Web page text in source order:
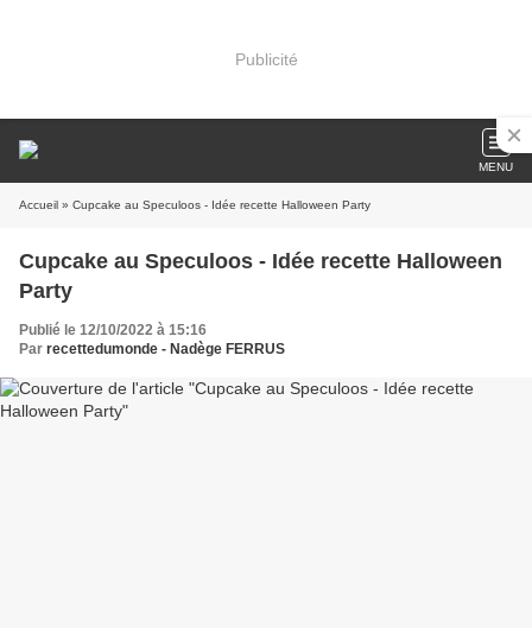
Publicité
MENU
Accueil » Cupcake au Speculoos - Idée recette Halloween Party
Cupcake au Speculoos - Idée recette Halloween
Party
Publié le 12/10/2022 à 15:16
Par recettedumonde - Nadège FERRUS